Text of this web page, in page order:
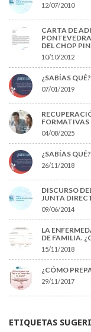
12/07/2010
CARTA DE
DEL CHOP
10/10/2012
¿SABÍAS QUÉ?
07/01/2019
04/08/2025
¿SABÍAS QUÉ?
26/11/2018
DISCURSO
JUNTA
09/06/2014
LA
DE FAMILIA.
15/11/2018
¿CÓMO
29/11/2017
ETIQUETAS